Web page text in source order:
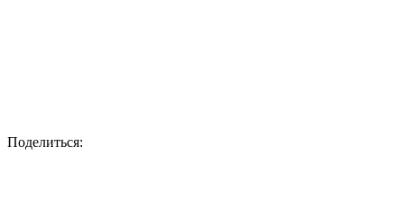
Поделиться: